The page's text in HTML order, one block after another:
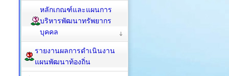
หลักเกณฑ์และแผนการ
บริหารพัฒนาทรัพยากร
บุคคล
รายงานผลการดำเนินงาน
แผนพัฒนาท้องถิ่น